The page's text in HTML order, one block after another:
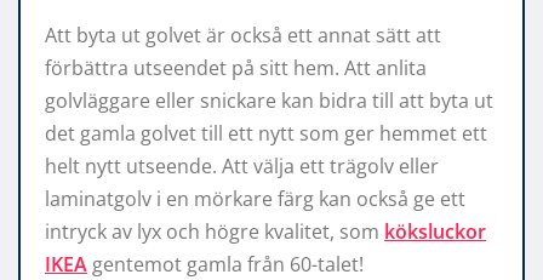
Att byta ut golvet är också ett annat sätt att
förbättra utseendet på sitt hem. Att anlita
golvläggare eller snickare kan bidra till att byta ut
det gamla golvet till ett nytt som ger hemmet ett
helt nytt utseende. Att välja ett trägolv eller
laminatgolv i en mörkare färg kan också ge ett
intryck av lyx och högre kvalitet, som köksluckor
IKEAgentemot gamla från 60-talet!